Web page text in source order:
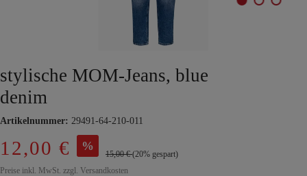
stylische MOM-Jeans, blue
denim
Artikelnummer: 29491-64-210-011
12,00 € %
15,00 €(20% gespart)
Preise inkl. MwSt. zzgl. Versandkosten